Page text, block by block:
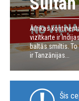
Āfrikas
vizītkarte ir
baltās smiltis. To
ir Tanzānijas...
Šis